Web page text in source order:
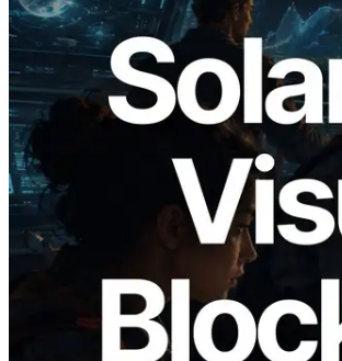
2026.05.24
Validators Solutions 釋出
Analyzer — 以 slot 為單位視
成時間與負責驗證者